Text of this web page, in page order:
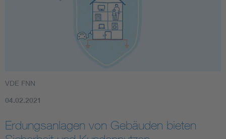
AI & Digital Trust
VDE FNN
04.02.2021
Erdungsanlagen von Gebäuden bieten